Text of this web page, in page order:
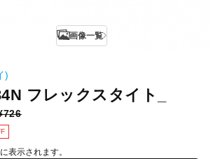
画像一覧
)
フレックスタイト_
表示されます。